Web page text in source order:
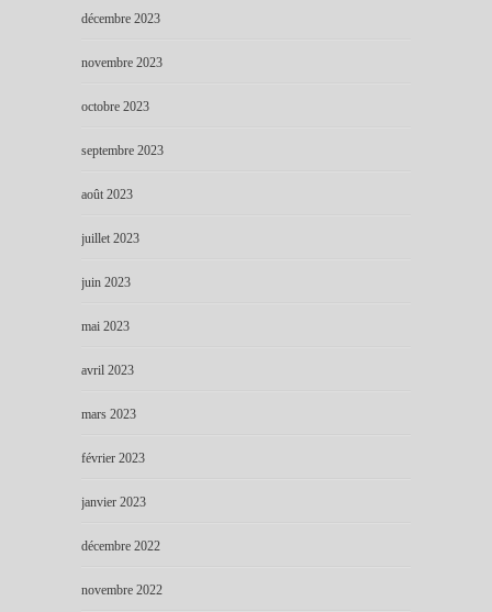
décembre 2023
novembre 2023
octobre 2023
septembre 2023
août 2023
juillet 2023
juin 2023
mai 2023
avril 2023
mars 2023
février 2023
janvier 2023
décembre 2022
novembre 2022